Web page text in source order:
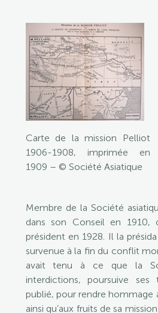
Carte de la mission Pelliot
1906-1908, imprimée en
1909 – © Société Asiatique
Membre de la Société
dans son Conseil en
président en 1928. Il la
survenue à la fin du conflit
avait tenu à ce que la
interdictions, poursuive ses
publié, pour rendre hommage
ainsi qu’aux fruits de sa